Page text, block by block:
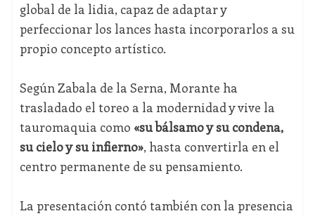
global de la lidia, capaz de adaptar y
perfeccionar los lances hasta incorporarlos a su
propio concepto artístico.
Según Zabala de la Serna, Morante ha
trasladado el toreo a la modernidad y vive la
tauromaquia como «su bálsamo y su condena,
su cielo y su infierno», hasta convertirla en el
centro permanente de su pensamiento.
La presentación contó también con la presencia